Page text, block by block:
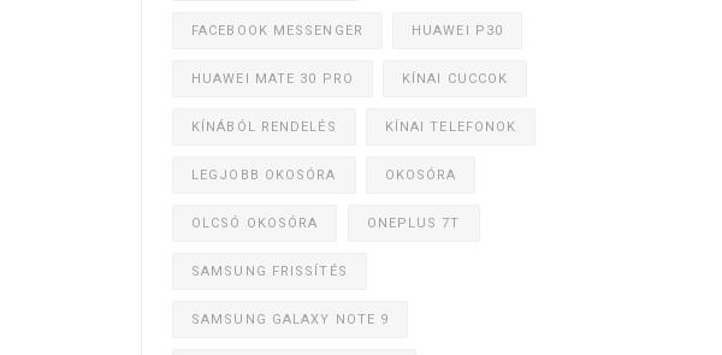
FACEBOOK MESSENGER HUAWEI P30
HUAWEI MATE 30 PRO KÍNAI CUCCOK
KÍNÁBÓL RENDELÉS KÍNAI TELEFONOK
LEGJOBB OKOSÓRA OKOSÓRA
OLCSÓ OKOSÓRA ONEPLUS 7T
SAMSUNG FRISSÍTÉS
SAMSUNG GALAXY NOTE 9